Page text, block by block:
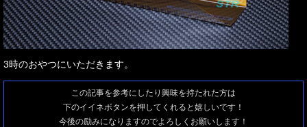
3時のおやつにいただきます。
この記事を参考にしたり興味を持たれた方は
下のイイネボタンを押してくれると嬉しいです！
今後の励みになりますのでよろしくお願いします！